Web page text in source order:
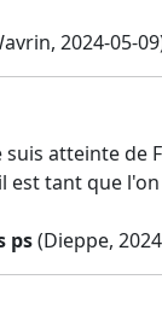
2024-05-
suis atteinte de
est tant que
ps(Dieppe,